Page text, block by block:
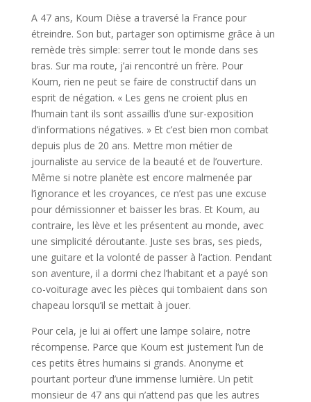
A 47 ans, Koum Dièse a traversé la France pour
étreindre. Son but, partager son optimisme grâce à un
remède très simple: serrer tout le monde dans ses
bras. Sur ma route, j’ai rencontré un frère. Pour
Koum, rien ne peut se faire de constructif dans un
esprit de négation. « Les gens ne croient plus en
l’humain tant ils sont assaillis d’une sur-exposition
d’informations négatives. » Et c’est bien mon combat
depuis plus de 20 ans. Mettre mon métier de
journaliste au service de la beauté et de l’ouverture.
Même si notre planète est encore malmenée par
l’ignorance et les croyances, ce n’est pas une excuse
pour démissionner et baisser les bras. Et Koum, au
contraire, les lève et les présentent au monde, avec
une simplicité déroutante. Juste ses bras, ses pieds,
une guitare et la volonté de passer à l’action. Pendant
son aventure, il a dormi chez l’habitant et a payé son
co-voiturage avec les pièces qui tombaient dans son
chapeau lorsqu’il se mettait à jouer.
Pour cela, je lui ai offert une lampe solaire, notre
récompense. Parce que Koum est justement l’un de
ces petits êtres humains si grands. Anonyme et
pourtant porteur d’une immense lumière. Un petit
monsieur de 47 ans qui n’attend pas que les autres